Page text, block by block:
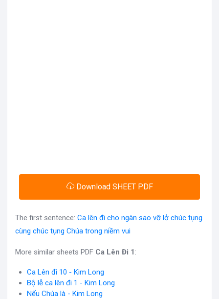
Download SHEET PDF
The first sentence: Ca lên đi cho ngàn sao vỡ lở chúc tụng
cùng chúc tụng Chúa trong niềm vui
More similar sheets PDF Ca Lên Đi 1 :
Ca Lên đi 10 - Kim Long
Bộ lễ ca lên đi 1 - Kim Long
Nếu Chúa là - Kim Long